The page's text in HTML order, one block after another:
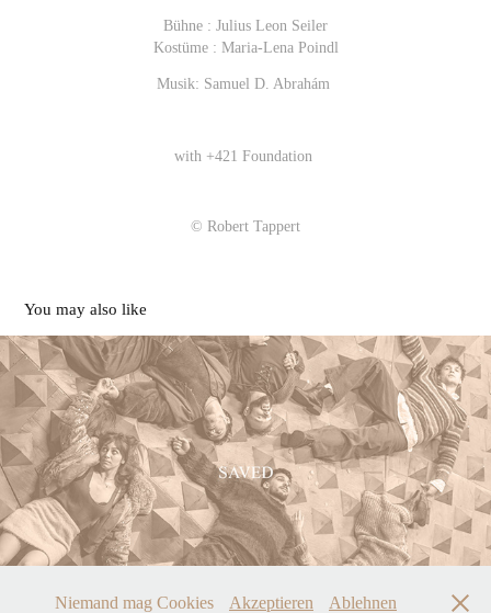
Bühne : Julius Leon Seiler
Kostüme : Maria-Lena Poindl
Musik: Samuel D. Abrahám
with +421 Foundation
© Robert Tappert
You may also like
Saved
2026
Niemand mag Cookies Akzeptieren Ablehnen